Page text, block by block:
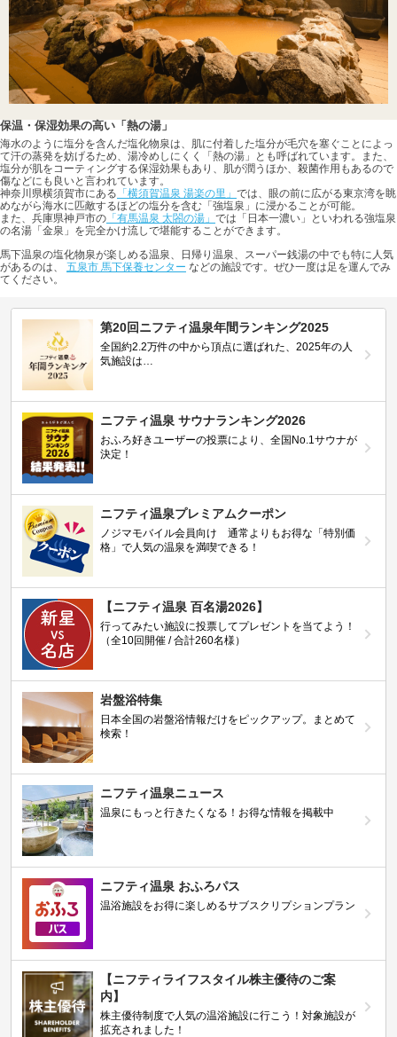
保温・保湿効果の高い「熱の湯」
海水のように塩分を含んだ塩化物泉は、肌に付着した塩分が毛穴を塞ぐことによっ
て汗の蒸発を妨げるため、湯冷めしにくく「熱の湯」とも呼ばれています。また、
塩分が肌をコーティングする保湿効果もあり、肌が潤うほか、殺菌作用もあるので
傷などにも良いと言われています。
神奈川県横須賀市にある 「横須賀温泉 湯楽の里」 では、眼の前に広がる東京湾を眺
めながら海水に匹敵するほどの塩分を含む「強塩泉」に浸かることが可能。
また、兵庫県神戸市の 「有馬温泉 太閤の湯」 では「日本一濃い」といわれる強塩泉
の名湯「金泉」を完全かけ流しで堪能することができます。
馬下温泉の塩化物泉が楽しめる温泉、日帰り温泉、スーパー銭湯の中でも特に人気
があるのは、 五泉市 馬下保養センター などの施設です。ぜひ一度は足を運んでみ
てください。
第20回ニフティ温泉年間ランキング2025
全国約2.2万件の中から頂点に選ばれた、2025年の人
気施設は…
ニフティ温泉 サウナランキング2026
おふろ好きユーザーの投票により、全国No.1サウナが
決定！
ニフティ温泉プレミアムクーポン
ノジマモバイル会員向け 通常よりもお得な「特別価
格」で人気の温泉を満喫できる！
【ニフティ温泉 百名湯2026】
行ってみたい施設に投票してプレゼントを当てよう！
（全10回開催 / 合計260名様）
岩盤浴特集
日本全国の岩盤浴情報だけをピックアップ。まとめて
検索！
ニフティ温泉ニュース
温泉にもっと行きたくなる！お得な情報を掲載中
ニフティ温泉 おふろパス
温浴施設をお得に楽しめるサブスクリプションプラン
【ニフティライフスタイル株主優待のご案
内】
株主優待制度で人気の温浴施設に行こう！対象施設が
拡充されました！